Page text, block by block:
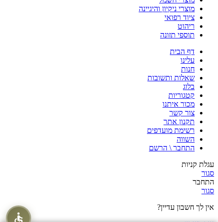
מוצרי ניקיון והיגיינה
ציוד רפואי
ריהוט
תוספי תזונה
דף הבית
עלינו
חנות
שאלות ותשובות
בלוג
קטגוריות
מכור איתנו
צור קשר
תקנון אתר
רשימת מועדפים
השווה
התחבר \ הרשם
עגלת קניות
סגור
התחבר
סגור
אין לך חשבון עדיין?